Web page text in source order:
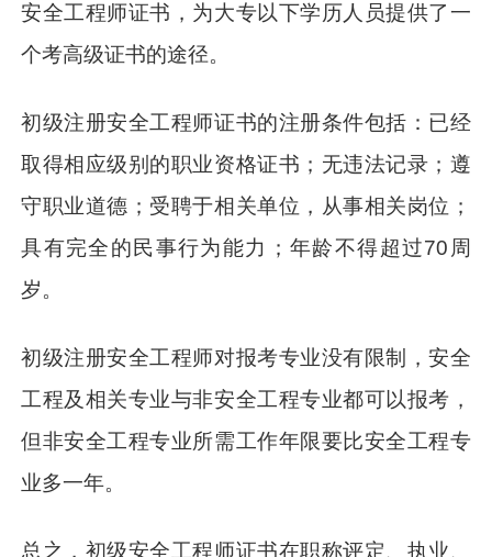
安全工程师证书，为大专以下学历人员提供了一
个考高级证书的途径。
初级注册安全工程师证书的注册条件包括：已经
取得相应级别的职业资格证书；无违法记录；遵
守职业道德；受聘于相关单位，从事相关岗位；
具有完全的民事行为能力；年龄不得超过70周
岁。
初级注册安全工程师对报考专业没有限制，安全
工程及相关专业与非安全工程专业都可以报考，
但非安全工程专业所需工作年限要比安全工程专
业多一年。
总之，初级安全工程师证书在职称评定、执业、